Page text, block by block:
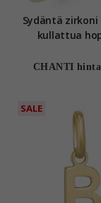
Sydäntä zirkoni
kullattua
CHANTI hinta
SALE